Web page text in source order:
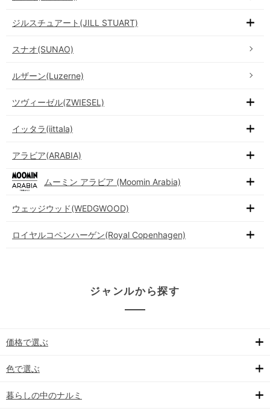
ジルスチュアート(JILL STUART)
スナオ(SUNAO)
ルザーン(Luzerne)
ツヴィーゼル(ZWIESEL)
イッタラ(iittala)
アラビア(ARABIA)
ムーミン アラビア (Moomin Arabia)
ウェッジウッド(WEDGWOOD)
ロイヤルコペンハーゲン(Royal Copenhagen)
ジャンルから探す
価格で選ぶ
色で選ぶ
暮らしの中のナルミ